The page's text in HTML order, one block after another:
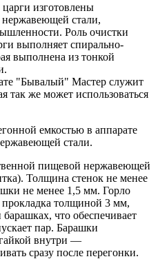
изготовлены
нержавеющей стали,
Роль очистки
выполняет спирально-
выполнена из тонкой
"Бывалый" Мастер служит
так же может использоваться
емкостью в аппарате
стали.
пищевой нержавеющей
Толщина стенок не менее
не менее 1,5 мм. Горло
прокладка толщиной 3 мм,
что обеспечивает
пар. Барашки
внутри —
сразу после перегонки.